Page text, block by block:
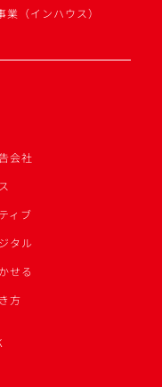
業（インハウス）
会社
ィブ
タル
せる
方